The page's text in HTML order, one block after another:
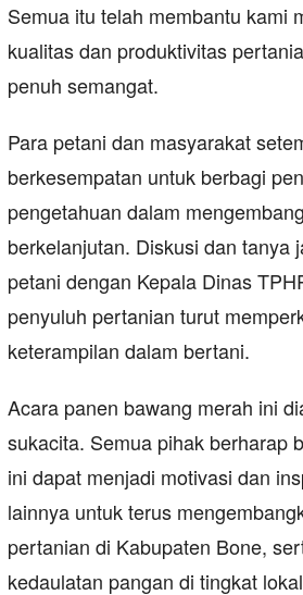
Semua itu telah membantu kami
kualitas dan produktivitas
penuh semangat.
Para petani dan masyarakat
berkesempatan untuk berbagi
pengetahuan dalam
berkelanjutan. Diskusi dan tanya
petani dengan Kepala Dinas
penyuluh pertanian turut
keterampilan dalam bertani.
Acara panen bawang merah ini
sukacita. Semua pihak berharap
ini dapat menjadi motivasi dan
lainnya untuk terus
pertanian di Kabupaten Bone,
kedaulatan pangan di tingkat